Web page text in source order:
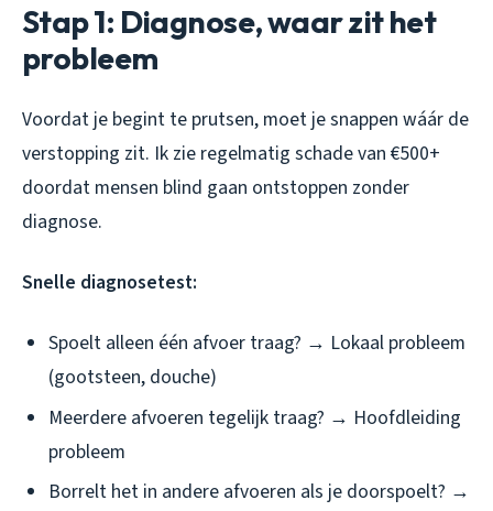
Stap 1: Diagnose, waar zit het
probleem
Voordat je begint te prutsen, moet je snappen wáár de
verstopping zit. Ik zie regelmatig schade van €500+
doordat mensen blind gaan ontstoppen zonder
diagnose.
Snelle diagnosetest:
Spoelt alleen één afvoer traag? → Lokaal probleem
(gootsteen, douche)
Meerdere afvoeren tegelijk traag? → Hoofdleiding
probleem
Borrelt het in andere afvoeren als je doorspoelt? →